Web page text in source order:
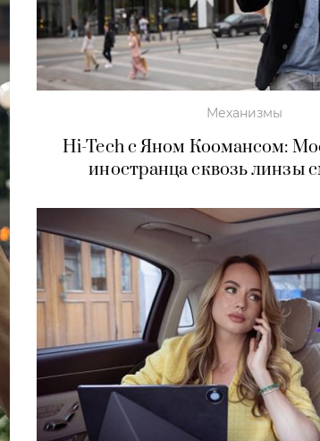
Механизмы
Hi-Tech c Яном Коомансом:
иностранца сквозь линзы